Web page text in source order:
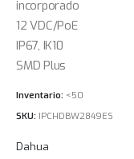
incorporado
12 VDC/PoE
IP67, IK10
SMD Plus
Inventario: <50
SKU: IPCHDBW2849ES
Dahua